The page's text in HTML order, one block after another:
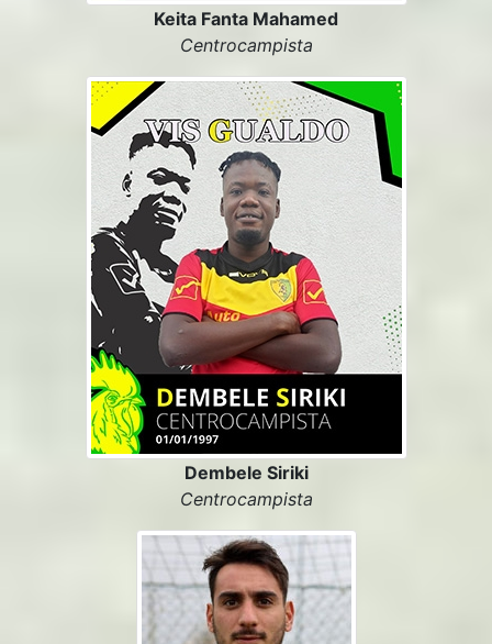
Keita Fanta Mahamed
Centrocampista
Dembele Siriki
Centrocampista